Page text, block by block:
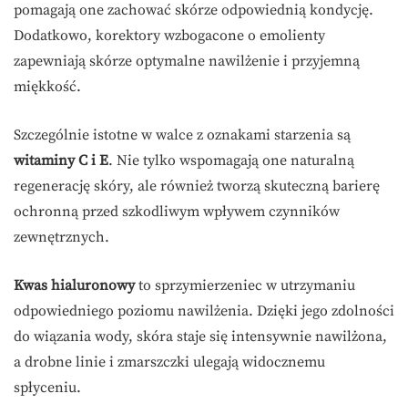
pomagają one zachować skórze odpowiednią kondycję.
Dodatkowo, korektory wzbogacone o emolienty
zapewniają skórze optymalne nawilżenie i przyjemną
miękkość.
Szczególnie istotne w walce z oznakami starzenia są
witaminy C i E. Nie tylko wspomagają one naturalną
regenerację skóry, ale również tworzą skuteczną barierę
ochronną przed szkodliwym wpływem czynników
zewnętrznych.
Kwas hialuronowyto sprzymierzeniec w utrzymaniu
odpowiedniego poziomu nawilżenia. Dzięki jego zdolności
do wiązania wody, skóra staje się intensywnie nawilżona,
a drobne linie i zmarszczki ulegają widocznemu
spłyceniu.